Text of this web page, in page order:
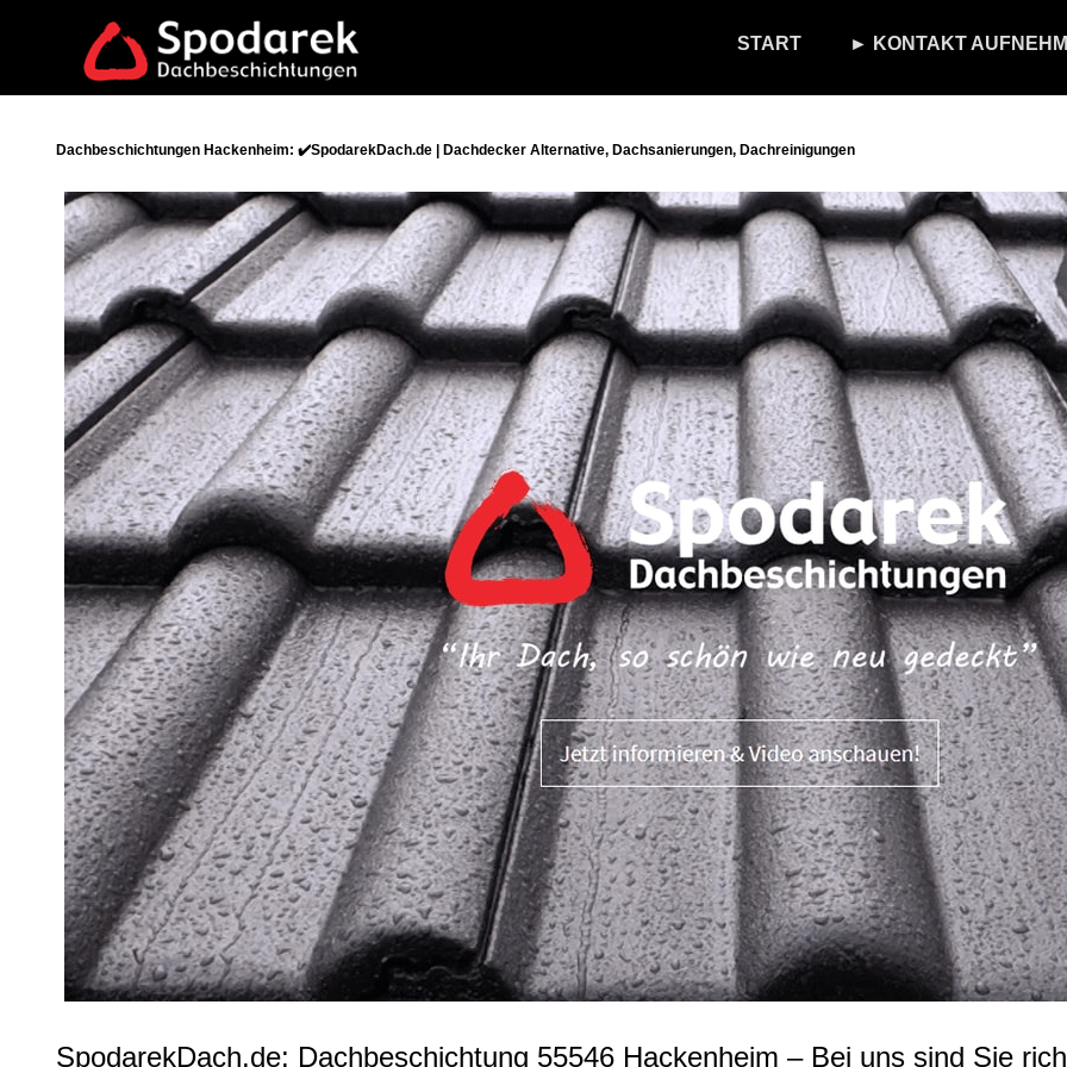
START ► KONTAKT
Dachbeschichtungen Hackenheim: ✔️SpodarekDach.de | Dachdecker Alternative, Dachsanierungen, Dachreinigungen
SpodarekDach.de: Dachbeschichtung 55546 Hackenheim – Bei uns sind Sie